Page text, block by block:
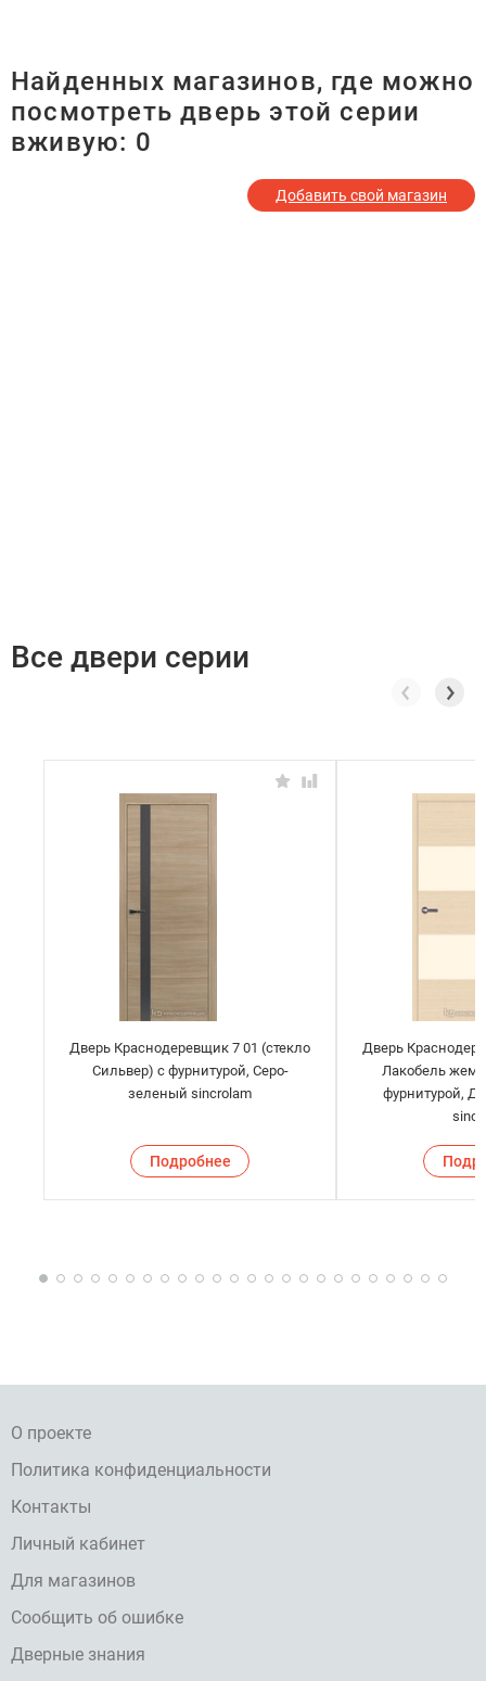
Найденных магазинов, где можно
посмотреть дверь этой серии
вживую: 0
Добавить свой магазин
Все двери серии
Дверь Краснодеревщик 7 01 (стекло
Сильвер) с фурнитурой, Серо-
зеленый sincrolam
Подробнее
Дверь
Лакобель
фурнитурой,
О проекте
Политика конфиденциальности
Контакты
Личный кабинет
Для магазинов
Сообщить об ошибке
Дверные знания